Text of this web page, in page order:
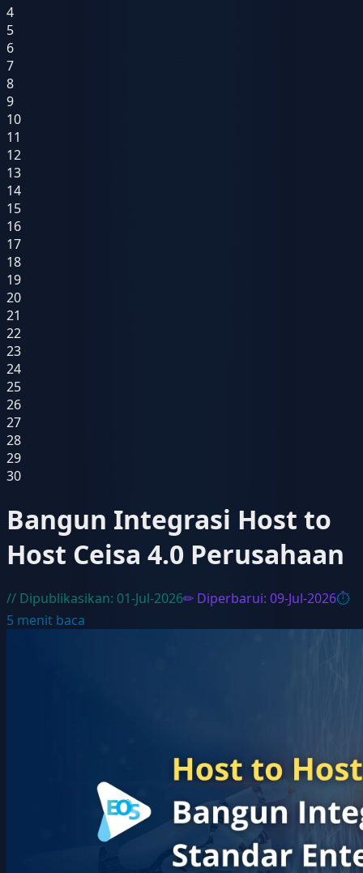
4
5
6
7
8
9
10
11
12
13
14
15
16
17
18
19
20
21
22
23
24
25
26
27
28
29
30
Bangun Integrasi Host to
Host Ceisa 4.0 Perusahaan
// Dipublikasikan: 01-Jul-2026✏ Diperbarui: 09-Jul-2026⏱
5 menit baca